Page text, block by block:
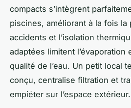
compacts s’intègrent
piscines, améliorant à la fois
accidents et l’isolation
adaptées limitent l’évaporation
qualité de l’eau. Un petit local
conçu, centralise filtration et
empiéter sur l’espace extérieur.